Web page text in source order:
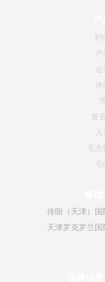
时
运
休
复
毛衣
毛
传朗（天津）国
天津罗克罗兰国